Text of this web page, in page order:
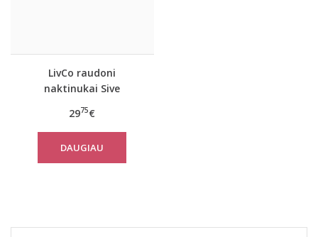
LivCo raudoni
naktinukai Sive
2975€
DAUGIAU